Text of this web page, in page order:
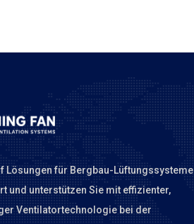
Lösungen für Bergbau-Lüftungssysteme
und unterstützen Sie mit effizienter,
Ventilatortechnologie bei der